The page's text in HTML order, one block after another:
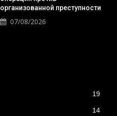
организованной преступности
07/08/2026
19
14